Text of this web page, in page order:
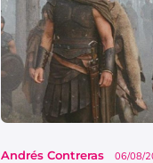
Andrés Contreras 06/08/